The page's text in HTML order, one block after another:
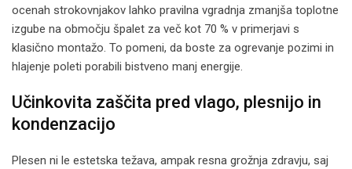
ocenah strokovnjakov lahko pravilna vgradnja zmanjša toplotne
izgube na območju špalet za več kot 70 % v primerjavi s
klasično montažo. To pomeni, da boste za ogrevanje pozimi in
hlajenje poleti porabili bistveno manj energije.
Učinkovita zaščita pred vlago, plesnijo in
kondenzacijo
Plesen ni le estetska težava, ampak resna grožnja zdravju, saj